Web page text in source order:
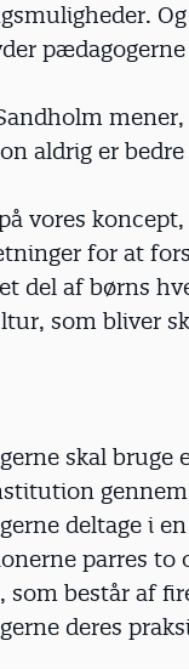
aldrig er bedre
vores
for at
del af børns
som bliver
skal bruge
gennem
deltage i
parres to
som består af
deres